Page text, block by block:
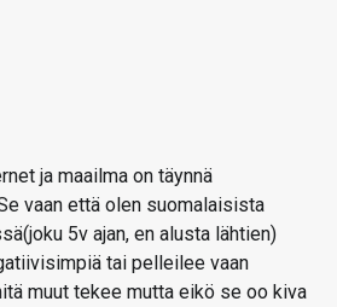
ja maailma on täynnä
vaan että olen suomalaisista
5v ajan, en alusta lähtien)
tai pelleilee vaan
muut tekee mutta eikö se oo kiva